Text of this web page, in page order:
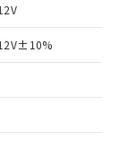
）の
品で
の非含
ある